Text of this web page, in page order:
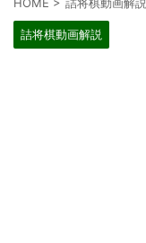
詰将棋動画解説